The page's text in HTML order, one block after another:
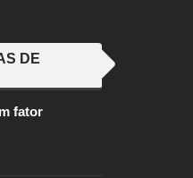
DE
fator